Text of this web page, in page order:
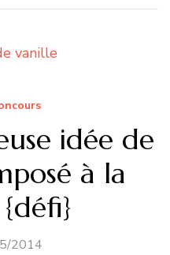
idée de
à la
2014